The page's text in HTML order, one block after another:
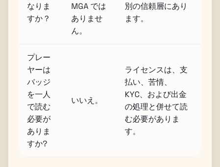
なりま
すか？
MGA では
ありませ
ん。
別の信頼層にあり
ます。
プレー
ヤーは
バッジ
を一人
で読む
必要が
ありま
すか?
いいえ。
ライセンスは、支
払い、苦情、
KYC、および出金
の処理と併せて読
む必要がありま
す。